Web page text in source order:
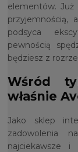
elementów. Już
przyjemnością,
podsyca
pewnością
będziesz z
Wśród
właśnie
Jako sklep
zadowolenia
najciekawsze i